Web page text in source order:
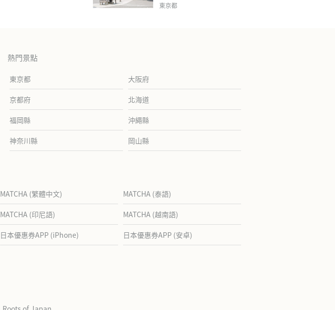
東京都
熱門景點
東京都 大阪府
京都府 北海道
福岡縣 沖繩縣
神奈川縣 岡山縣
MATCHA (繁體中文) MATCHA (泰語)
MATCHA (印尼語) MATCHA (越南語)
日本優惠券APP (iPhone) 日本優惠券APP (安卓)